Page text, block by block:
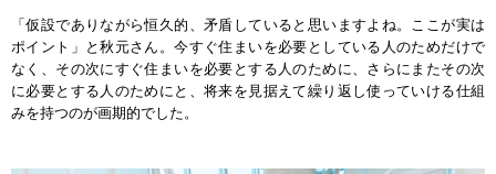
「仮設でありながら恒久的、矛盾していると思いますよね。ここが実は
ポイント」と秋元さん。今すぐ住まいを必要としている人のためだけで
なく、その次にすぐ住まいを必要とする人のために、さらにまたその次
に必要とする人のためにと、将来を見据えて繰り返し使っていける仕組
みを持つのが画期的でした。